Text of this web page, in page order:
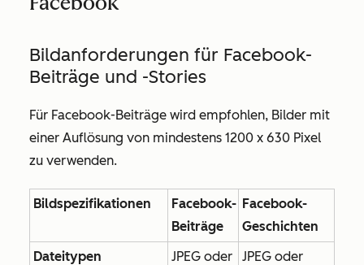
Bildanforderungen für Facebook-
Beiträge und -Stories
Für Facebook-Beiträge wird empfohlen, Bilder mit
einer Auflösung von mindestens 1200 x 630 Pixel
zu verwenden.
Bildspezifikationen
Facebook-
Beiträge
Facebook-
Geschichten
Dateitypen
JPEG oder
JPEG oder